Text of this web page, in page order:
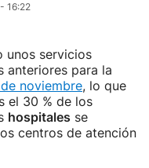
16:22
unos servicios
anteriores para la
noviembre, lo que
el 30 % de los
hospitales se
centros de atención